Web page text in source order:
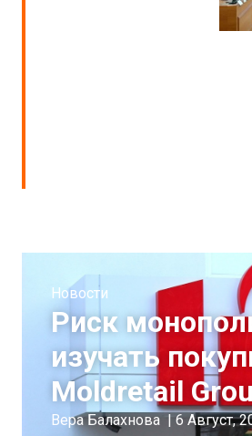
Новости
Риск
изучать
Moldretail
Вера Балахнова | 6 Август,